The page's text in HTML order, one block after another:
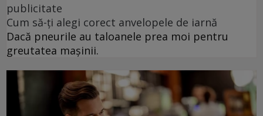
publicitate
Cum să-ți alegi corect anvelopele de iarnă
Dacă pneurile au taloanele prea moi pentru
greutatea mașinii.